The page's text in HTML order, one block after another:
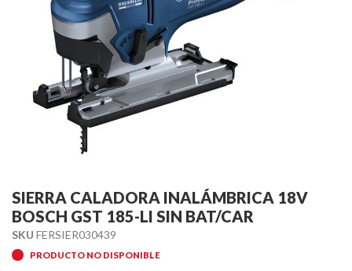
to
the
beginning
of
the
SIERRA CALADORA INALÁMBRICA 18V
BOSCH GST 185-LI SIN BAT/CAR
SKU FERSIER030439
PRODUCTO NO DISPONIBLE